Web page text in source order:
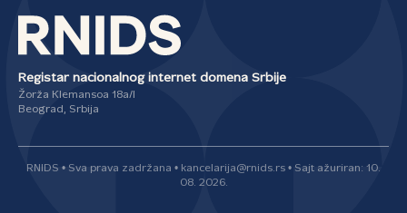
Registar nacionalnog internet domena Srbije
Žorža Klemansoa 18a/I
Beograd, Srbija
RNIDS • Sva prava zadržana • kancelarija@rnids.rs • Sajt ažuriran: 10.
08. 2026.